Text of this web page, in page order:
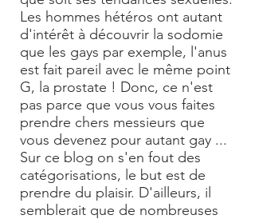
Les hommes hétéros ont autant
d'intérêt à découvrir la sodomie
que les gays par exemple, l'anus
est fait pareil avec le même point
G, la prostate ! Donc, ce n'est
pas parce que vous vous faites
prendre chers messieurs que
vous devenez pour autant gay ...
Sur ce blog on s'en fout des
catégorisations, le but est de
prendre du plaisir. D'ailleurs, il
semblerait que de nombreuses